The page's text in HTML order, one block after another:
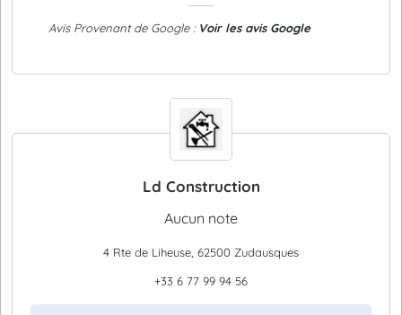
Avis Provenant de Google : Voir les avis Google
Ld Construction
Aucun note
4 Rte de Liheuse, 62500 Zudausques
+33 6 77 99 94 56